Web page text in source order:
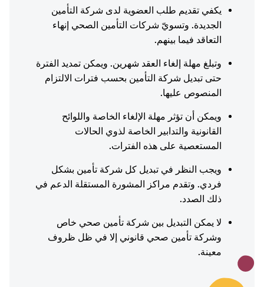
يكفي تقديم طلب العضوية لدى شركة التأمين
الجديدة. وتسويّ شركات التأمين الصحي إنهاء
التعاقد فيما بينهم.
وتبلغ مهلة إلغاء العقد شهرين. ويمكن تمديد الفترة
حتى تبديل شركة التأمين بحسب فترات الالتزام
المنصوص عليها.
ويمكن أن تؤثر مهلة الإلغاء الخاصة واللوائح
القانونية والتدابير الخاصة لذوي الحالات
المستعصية على هذه الفترات.
ويجب النظر في تبديل كل شركة تأمين بشكل
فردي. وتقدم مراكز المشورة المستقلة الدعم في
ذلك الصدد.
لا يمكن التبديل بين شركة تأمين صحي خاص
وشركة تأمين صحي قانوني إلا في ظل ظروف
معينة.